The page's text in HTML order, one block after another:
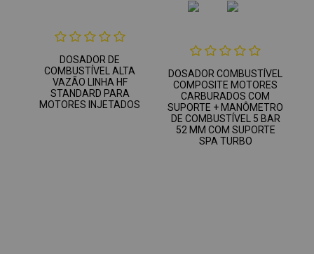
DOSADOR DE
COMBUSTÍVEL ALTA
VAZÃO LINHA HF
STANDARD PARA
MOTORES INJETADOS
DOSADOR COMBUSTÍVEL
COMPOSITE MOTORES
CARBURADOS COM
SUPORTE + MANÔMETRO
DE COMBUSTÍVEL 5 BAR
52 MM COM SUPORTE
SPA TURBO